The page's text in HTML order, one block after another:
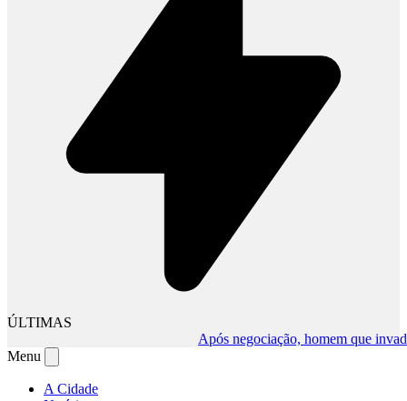
ÚLTIMAS
Após negociação, homem que invadiu
Menu
A Cidade